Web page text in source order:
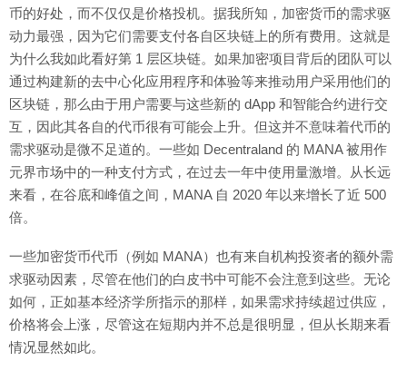
币的好处，而不仅仅是价格投机。据我所知，加密货币的需求驱
动力最强，因为它们需要支付各自区块链上的所有费用。这就是
为什么我如此看好第 1 层区块链。如果加密项目背后的团队可以
通过构建新的去中心化应用程序和体验等来推动用户采用他们的
区块链，那么由于用户需要与这些新的 dApp 和智能合约进行交
互，因此其各自的代币很有可能会上升。但这并不意味着代币的
需求驱动是微不足道的。一些如 Decentraland 的 MANA 被用作
元界市场中的一种支付方式，在过去一年中使用量激增。从长远
来看，在谷底和峰值之间，MANA 自 2020 年以来增长了近 500
倍。
一些加密货币代币（例如 MANA）也有来自机构投资者的额外需
求驱动因素，尽管在他们的白皮书中可能不会注意到这些。无论
如何，正如基本经济学所指示的那样，如果需求持续超过供应，
价格将会上涨，尽管这在短期内并不总是很明显，但从长期来看
情况显然如此。